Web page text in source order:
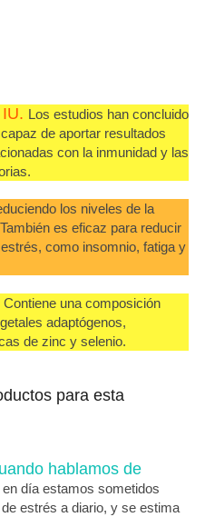
Los estudios han concluido
de aportar resultados
con la inmunidad y las
los niveles de la
es eficaz para reducir
como insomnio, fatiga y
Contiene una composición
adaptógenos,
de zinc y selenio.
para esta
hablamos de
en día estamos sometidos
estrés a diario, y se estima